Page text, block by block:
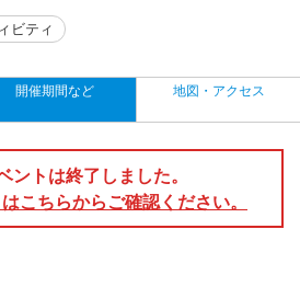
ビティ
開催期間など 地図・アクセス
ントは終了しました。
こちらからご確認ください。